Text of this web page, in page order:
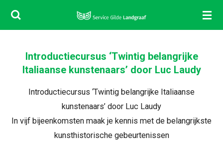
Ga
hoofdinhoud
Introductiecursus ‘Twintig belangrijke
Italiaanse kunstenaars’ door Luc Laudy
Introductiecursus ‘Twintig belangrijke Italiaanse
kunstenaars’ door Luc Laudy
In vijf bijeenkomsten maak je kennis met de belangrijkste
kunsthistorische gebeurtenissen